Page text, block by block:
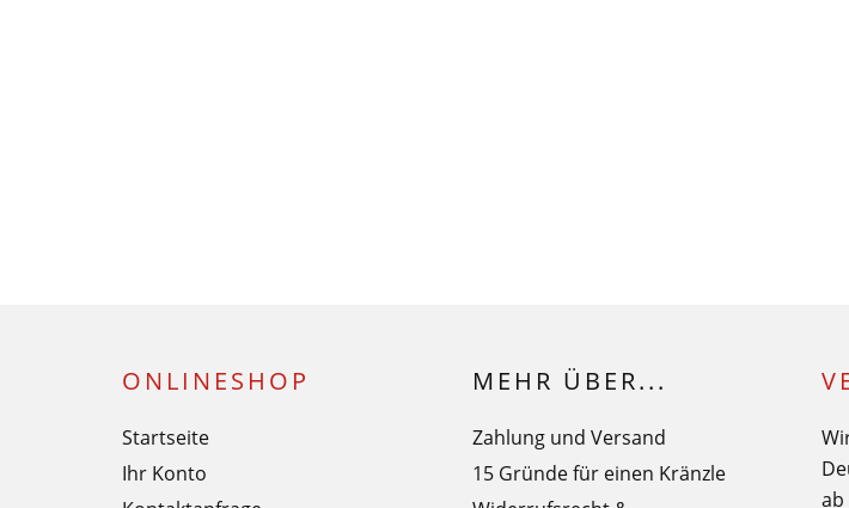
ONLINESHOP
Startseite
Ihr Konto
MEHR ÜBER...
Zahlung und Versand
15 Gründe für einen Kränzle
ab